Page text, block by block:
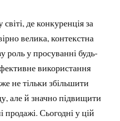
де конкуренція за
велика, контекстна
роль у просуванні будь-
використання
не тільки збільшити
але й значно підвищити
продажі. Сьогодні у цій